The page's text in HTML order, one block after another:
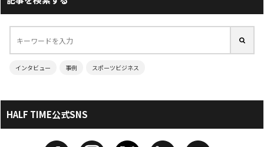
インタビュー 事例 スポーツビジネス
HALF TIME公式SNS